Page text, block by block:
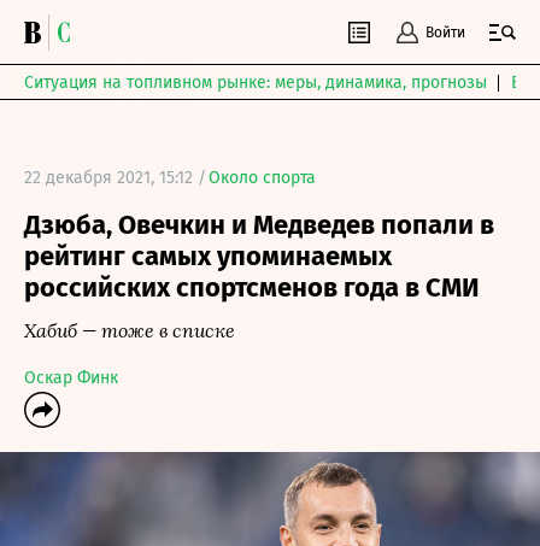
Войти
Ситуация на топливном рынке: меры, динамика, прогнозы
22 декабря 2021, 15:12 /Около спорта
Дзюба, Овечкин и Медведев попали в
рейтинг самых упоминаемых
российских спортсменов года в СМИ
Хабиб — тоже в списке
Оскар Финк